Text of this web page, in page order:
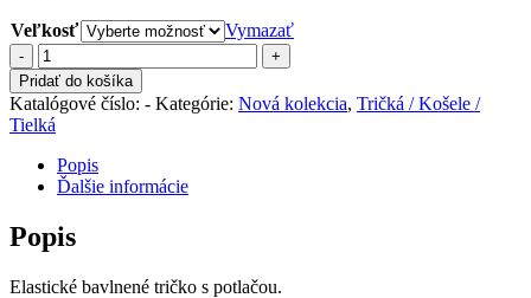
Veľkosť
Vymazať
množstvo
Tričko
LEMON
white
(0578)
Pridať do košíka
Katalógové číslo: - Kategórie: Nová kolekcia, Tričká / Košele /
Tielká
Popis
Ďalšie informácie
Popis
Elastické bavlnené tričko s potlačou.